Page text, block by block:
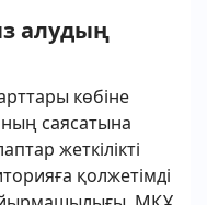
алудың
көбіне
саясатына
жеткілікті
қолжетімді